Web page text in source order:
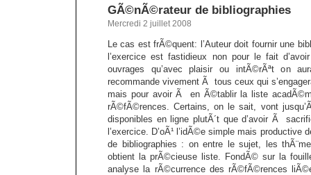
GÃ©nÃ©rateur de bibliographies
Mercredi 2 juillet 2008
Le cas est frÃ©quent: l’Auteur doit fournir une
l’exercice est fastidieux non pour le fait
ouvrages qu’avec plaisir ou intÃ©rÃªt on
recommande vivement Ã tous ceux qui
mais pour avoir Ã en Ã©tablir la liste
rÃ©fÃ©rences. Certains, on le sait, vont
disponibles en ligne plutÃ´t que d’avoir Ã
l’exercice. D’oÃ¹ l’idÃ©e simple mais
de bibliographies : on entre le sujet, les
obtient la prÃ©cieuse liste. FondÃ© sur la
analyse la rÃ©currence des rÃ©fÃ©rences